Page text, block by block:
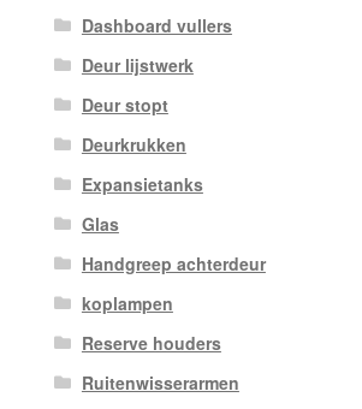
Dashboard vullers
Deur lijstwerk
Deur stopt
Deurkrukken
Expansietanks
Glas
Handgreep achterdeur
koplampen
Reserve houders
Ruitenwisserarmen